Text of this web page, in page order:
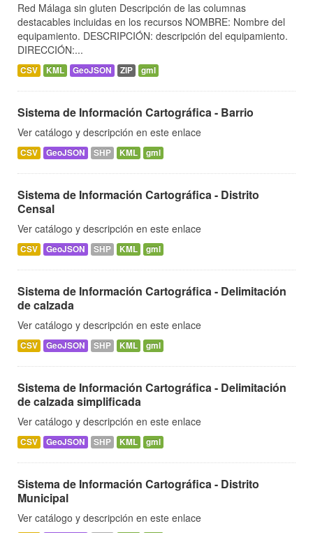
Red Málaga sin gluten Descripción de las columnas
destacables incluidas en los recursos NOMBRE: Nombre del
equipamiento. DESCRIPCIÓN: descripción del equipamiento.
DIRECCIÓN:...
CSV KML GeoJSON ZIP gml
Sistema de Información Cartográfica - Barrio
Ver catálogo y descripción en este enlace
CSV GeoJSON SHP KML gml
Sistema de Información Cartográfica - Distrito
Censal
Ver catálogo y descripción en este enlace
CSV GeoJSON SHP KML gml
Sistema de Información Cartográfica - Delimitación
de calzada
Ver catálogo y descripción en este enlace
CSV GeoJSON SHP KML gml
Sistema de Información Cartográfica - Delimitación
de calzada simplificada
Ver catálogo y descripción en este enlace
CSV GeoJSON SHP KML gml
Sistema de Información Cartográfica - Distrito
Municipal
Ver catálogo y descripción en este enlace